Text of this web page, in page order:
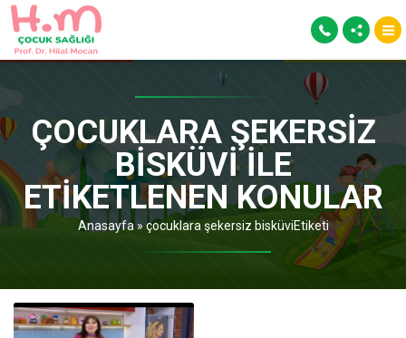
ÇOCUKLARA ŞEKERSIZ
BISKÜVI ILE
ETIKETLENEN KONULAR
Anasayfa»çocuklara şekersiz bisküviEtiketi